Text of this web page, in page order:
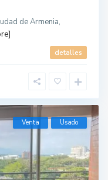
de Armenia,
detalles
Venta Usado